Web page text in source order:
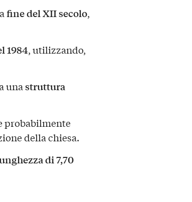
fine del XII secolo,
1984, utilizzando,
unastruttura
probabilmente
della chiesa.
di 7,70